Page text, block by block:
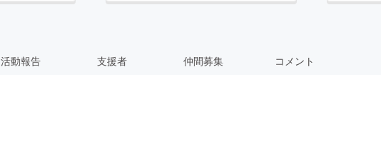
活動報告 支援者 仲間募集 コメント